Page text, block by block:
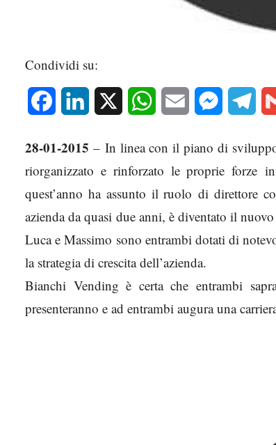
Condividi su:
Facebook LinkedIn WhatsAppEmail Messenger
28-01-2015 – In linea con il piano di
riorganizzato e rinforzato le proprie forze
quest’anno ha assunto il ruolo di direttore
azienda da quasi due anni, è diventato il
Luca e Massimo sono entrambi dotati di
la strategia di crescita dell’azienda.
Bianchi Vending è certa che entrambi
presenteranno e ad entrambi augura una